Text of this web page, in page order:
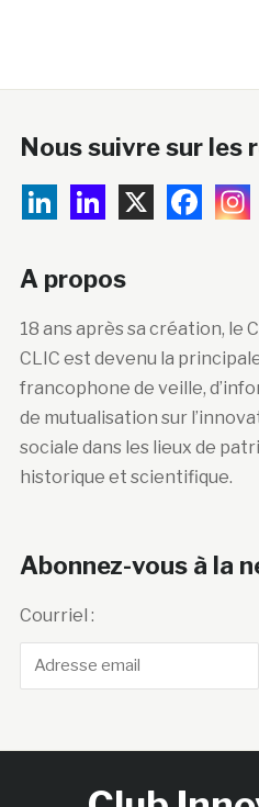
Nous suivre sur les
A propos
18 ans après sa création, le
CLIC est devenu la
francophone de veille,
de mutualisation sur
sociale dans les lieux de
historique et scientifique.
Abonnez-vous à la
Courriel :